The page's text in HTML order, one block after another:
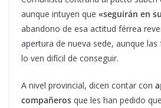
aunque intuyen que «seguirán en
abandono de esa actitud férrea
apertura de nueva sede, aunque
lo ven difícil de conseguir.
A nivel provincial, dicen contar con
compañeros que les han pedido